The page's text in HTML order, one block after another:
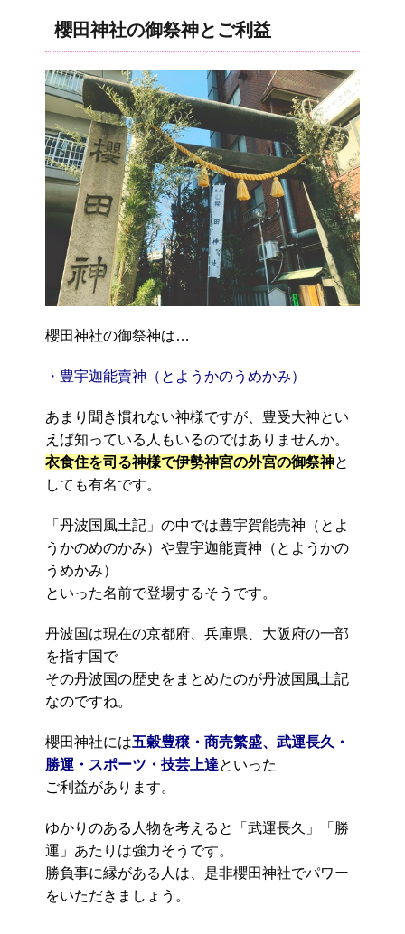
櫻田神社の御祭神とご利益
櫻田神社の御祭神は…
・豊宇迦能賣神（とようかのうめかみ）
あまり聞き慣れない神様ですが、豊受大神とい
えば知っている人もいるのではありませんか。
衣食住を司る神様で伊勢神宮の外宮の御祭神と
しても有名です。
「丹波国風土記」の中では豊宇賀能売神（とよ
うかのめのかみ）や豊宇迦能賣神（とようかの
うめかみ）
といった名前で登場するそうです。
丹波国は現在の京都府、兵庫県、大阪府の一部
を指す国で
その丹波国の歴史をまとめたのが丹波国風土記
なのですね。
櫻田神社には五穀豊穣・商売繁盛、武運長久・
勝運・スポーツ・技芸上達といった
ご利益があります。
ゆかりのある人物を考えると「武運長久」「勝
運」あたりは強力そうです。
勝負事に縁がある人は、是非櫻田神社でパワー
をいただきましょう。